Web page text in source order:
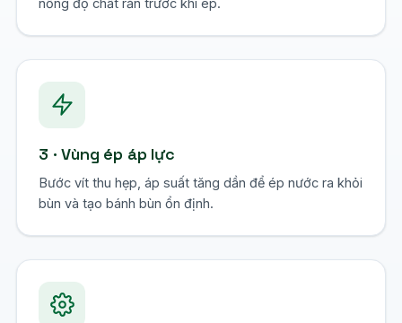
3 · Vùng ép áp lực
Bước vít thu hẹp, áp suất tăng dần để ép nước ra khỏi
bùn và tạo bánh bùn ổn định.